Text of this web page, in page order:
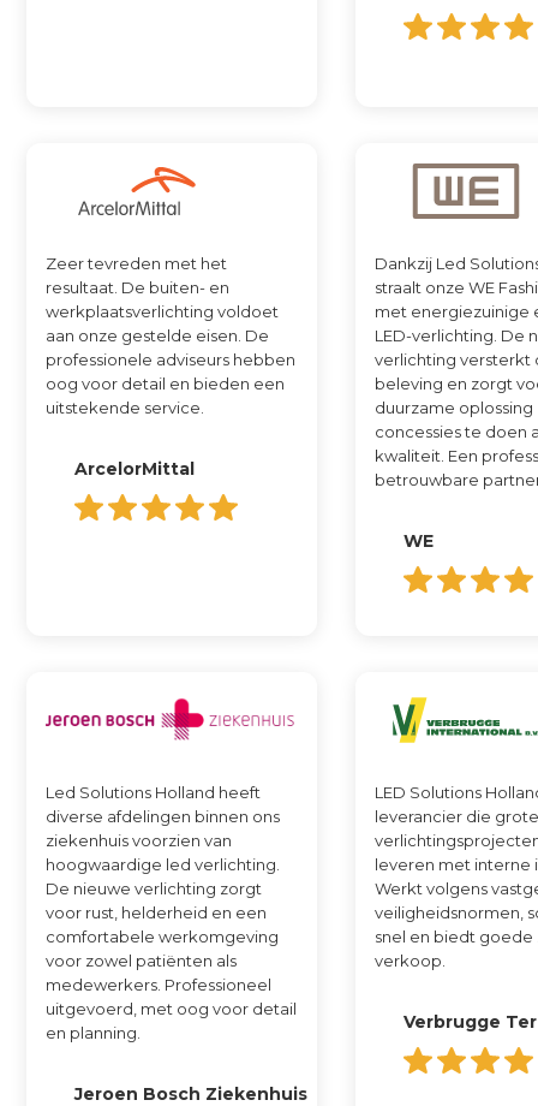
Zeer tevreden met het
resultaat. De buiten- en
werkplaatsverlichting voldoet
aan onze gestelde eisen. De
professionele adviseurs hebben
oog voor detail en bieden een
uitstekende service.
ArcelorMittal
Dankzij Led
straalt onze WE
met energiezuinige
LED-verlichting. De
verlichting versterkt
beleving en zorgt
duurzame
concessies te doen
kwaliteit. Een
betrouwbare
WE
Led Solutions Holland heeft
diverse afdelingen binnen ons
ziekenhuis voorzien van
hoogwaardige led verlichting.
De nieuwe verlichting zorgt
voor rust, helderheid en een
comfortabele werkomgeving
voor zowel patiënten als
medewerkers. Professioneel
uitgevoerd, met oog voor detail
en planning.
Jeroen Bosch Ziekenhuis
LED Solutions
leverancier die
leveren met interne
Werkt volgens
veiligheidsnormen,
snel en biedt goede
verkoop. ‍
Verbrugge